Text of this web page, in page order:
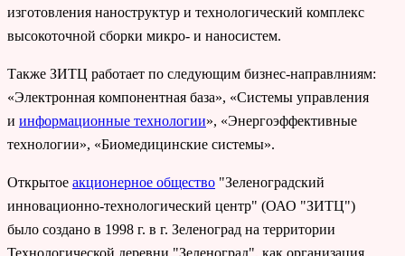
изготовления наноструктур и технологический комплекс
высокоточной сборки микро- и наносистем.
Также ЗИТЦ работает по следующим бизнес-направлниям:
«Электронная компонентная база», «Системы управления
и информационные технологии», «Энергоэффективные
технологии», «Биомедицинские системы».
Открытое акционерное общество "Зеленоградский
инновационно-технологический центр" (ОАО "ЗИТЦ")
было создано в 1998 г. в г. Зеленоград на территории